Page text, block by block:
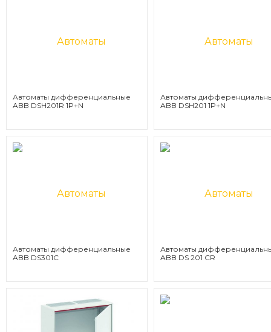
Автоматы дифференциальные
ABB DSH201R 1P+N
Автоматы
ABB DSH201 1P+N
Автоматы дифференциальные
ABB DS301C
Автоматы
ABB DS 201 CR